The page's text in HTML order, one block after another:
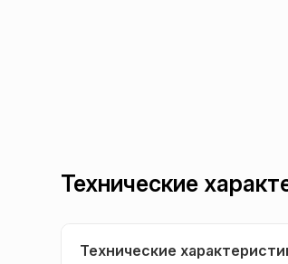
Технические
Технические